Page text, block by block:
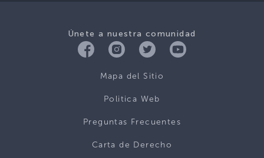
Únete a nuestra comunidad
Mapa del Sitio
Politica Web
Preguntas Frecuentes
Carta de Derecho